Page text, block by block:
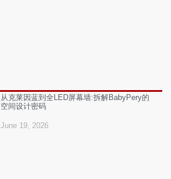
从克莱因蓝到全LED屏幕墙:拆解BabyPery的
空间设计密码
June 19, 2026